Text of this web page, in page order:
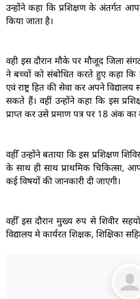
उन्होंने कहा कि प्रशिक्षण के अंतर्गत
किया जाता है।
वही इस दौरान मौके पर मौजूद जिला
ने बच्चों को संबोधित करते हुए कहा कि
एवं राष्ट्र हित की सेवा कर अपने
सकते हैं। वहीं उन्होंने कहा कि इस
प्राप्त कर उसे प्रमाण पत्र पर 18 अंक
वहीँ उन्होंने बताया कि इस प्रशिक्षण
के साथ ही साथ प्राथमिक चिकित्सा,
कई विषयों की जानकारी दी जाएगी।
वहीँ इस दौरान मुख्य रुप से शिवीर
विद्यालय मे कार्यरत शिक्षक, शिक्षिका